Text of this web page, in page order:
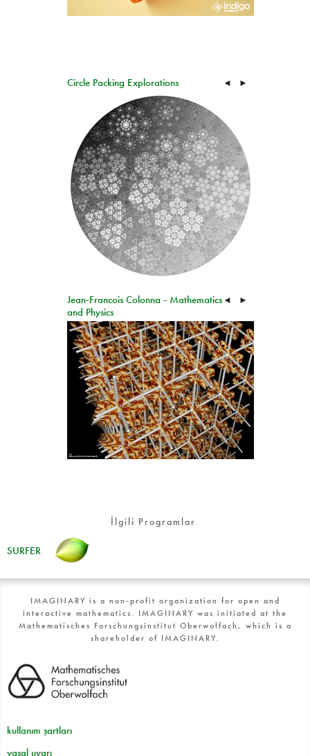
Circle Packing Explorations ◄ ►
Jean-Francois Colonna - Mathematics
and Physics
◄ ►
İlgili Programlar
SURFER
IMAGINARY is a non-profit organization for open and
interactive mathematics. IMAGINARY was initiated at the
Mathematisches Forschungsinstitut Oberwolfach, which is a
shareholder of IMAGINARY.
kullanım şartları
yasal uyarı